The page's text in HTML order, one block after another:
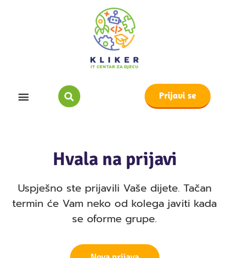
Prijavi se
Hvala na prijavi
Uspješno ste prijavili Vaše dijete. Tačan
termin će Vam neko od kolega javiti kada
se oforme grupe.